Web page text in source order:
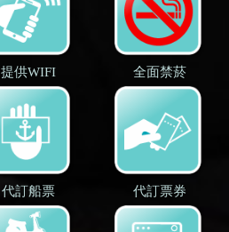
提供WIFI 全面禁菸
代訂船票 代訂票券